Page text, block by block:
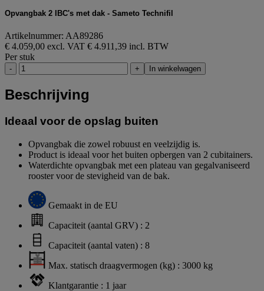
Opvangbak 2 IBC's met dak - Sameto Technifil
Artikelnummer: AA89286
€ 4.059,00 excl. VAT € 4.911,39 incl. BTW
Per stuk
- + In winkelwagen
Beschrijving
Ideaal voor de opslag buiten
Opvangbak die zowel robuust en veelzijdig is.
Product is ideaal voor het buiten opbergen van 2 cubitainers.
Waterdichte opvangbak met een plateau van gegalvaniseerd
rooster voor de stevigheid van de bak.
Gemaakt in de EU
Capaciteit (aantal GRV) : 2
Capaciteit (aantal vaten) : 8
Max. statisch draagvermogen (kg) : 3000 kg
Klantgarantie : 1 jaar